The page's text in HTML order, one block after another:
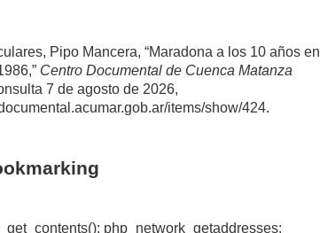
Pipo Mancera, “Maradona a los 10 años en
Centro Documental de Cuenca Matanza
7 de agosto de 2026,
items/show/424.